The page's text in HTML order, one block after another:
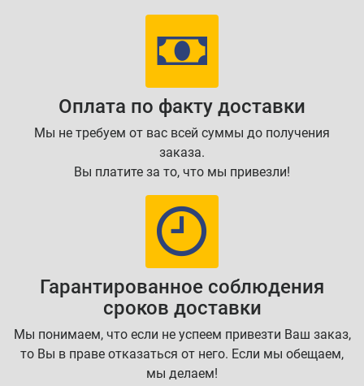
Оплата по факту доставки
Мы не требуем от вас всей суммы до получения
заказа.
Вы платите за то, что мы привезли!
Гарантированное соблюдения
сроков доставки
Мы понимаем, что если не успеем привезти Ваш заказ,
то Вы в праве отказаться от него. Если мы обещаем,
мы делаем!